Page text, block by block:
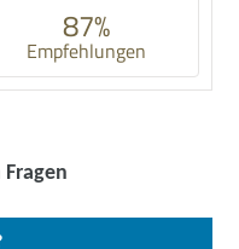
87%
Empfehlungen